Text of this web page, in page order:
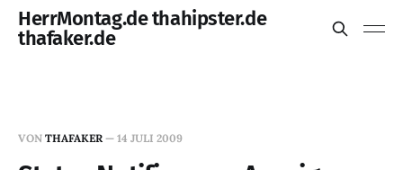
HerrMontag.de thahipster.de
thafaker.de
VON THAFAKER — 14 JULI 2009